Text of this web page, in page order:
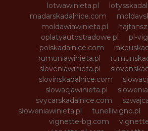
lotwawinieta.pl
madarskadalnice.com
moldawiawinieta.pl
oplatyautostradowe.pl
pl-
polskadalnice.com
rumuniawinieta.pl
sloveniawinieta.pl
slovinskadalnice.com
slowacjawinieta.pl
svycarskadalnice.com
słoweniawinieta.pl
tunellivigno.pl
vignette-bg.com